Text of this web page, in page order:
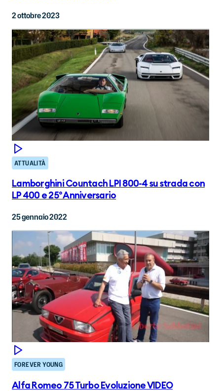
2 ottobre 2023
ATTUALITÀ
Lamborghini Countach LPI 800-4 su strada con
LP 400 e 25° Anniversario
25 gennaio 2022
FOREVER YOUNG
Alfa Romeo 75 Turbo Evoluzione VIDEO